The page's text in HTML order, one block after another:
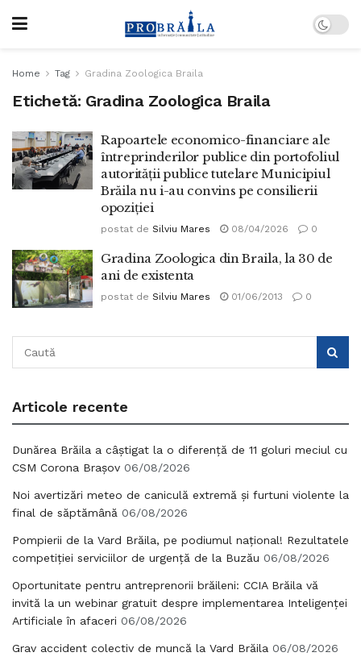
Home Tag Gradina Zoologica Braila
Etichetă: Gradina Zoologica Braila
Rapoartele economico-financiare ale
întreprinderilor publice din portofoliul
autorității publice tutelare Municipiul
Brăila nu i-au convins pe consilierii
opoziției
postat de Silviu Mares 08/04/2026 0
Gradina Zoologica din Braila, la 30 de
ani de existenta
postat de Silviu Mares 01/06/2013 0
Articole recente
Dunărea Brăila a câștigat la o diferență de 11 goluri meciul cu
CSM Corona Brașov 06/08/2026
Noi avertizări meteo de caniculă extremă și furtuni violente la
final de săptămână 06/08/2026
Pompierii de la Vard Brăila, pe podiumul național! Rezultatele
competiției serviciilor de urgență de la Buzău 06/08/2026
Oportunitate pentru antreprenorii brăileni: CCIA Brăila vă
invită la un webinar gratuit despre implementarea Inteligenței
Artificiale în afaceri 06/08/2026
Grav accident colectiv de muncă la Vard Brăila 06/08/2026